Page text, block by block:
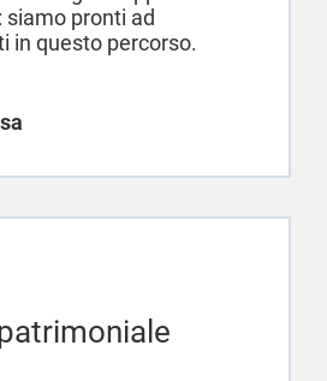
pronti ad
in questo percorso.